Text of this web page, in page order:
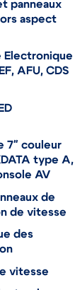
panneaux
aspect
Electronique
AFU, CDS
7" couleur
type A,
AV
de
de vitesse
des
vitesse